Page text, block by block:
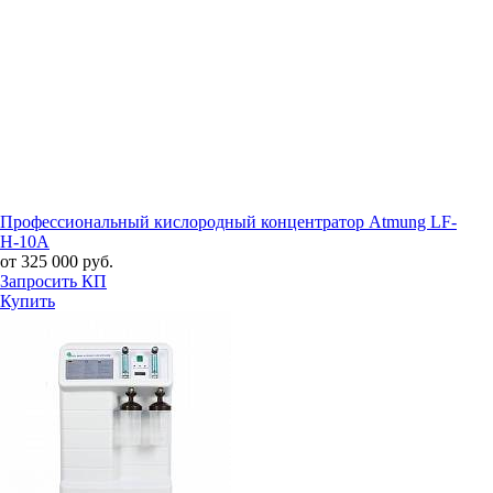
Профессиональный кислородный концентратор Atmung LF-
H-10A
от 325 000 руб.
Запросить КП
Купить